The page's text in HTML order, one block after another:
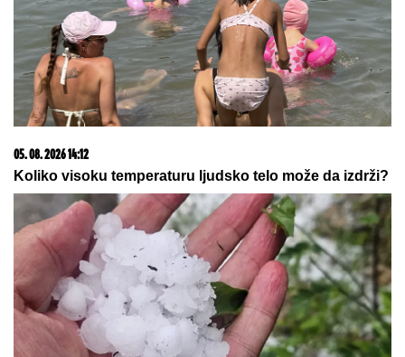
07. 08. 2026 22:40
Oglasio se Fabricio Romano: Transfer Vlahovića
07. 08. 2026 15:07
Блокадери померили своје границе: За пожаре је
крива Српска православна црква